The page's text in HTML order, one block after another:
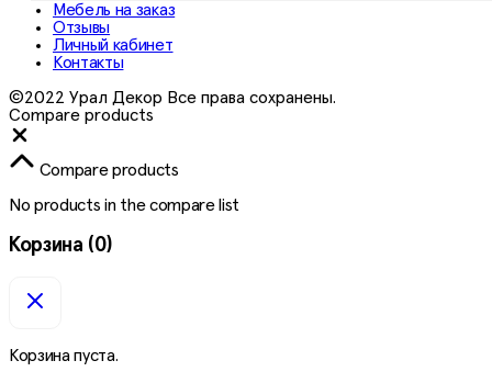
Мебель на заказ
Отзывы
Личный кабинет
Контакты
©2022 Урал Декор Все права сохранены.
Compare products
Compare products
No products in the compare list
Корзина (0)
Корзина пуста.